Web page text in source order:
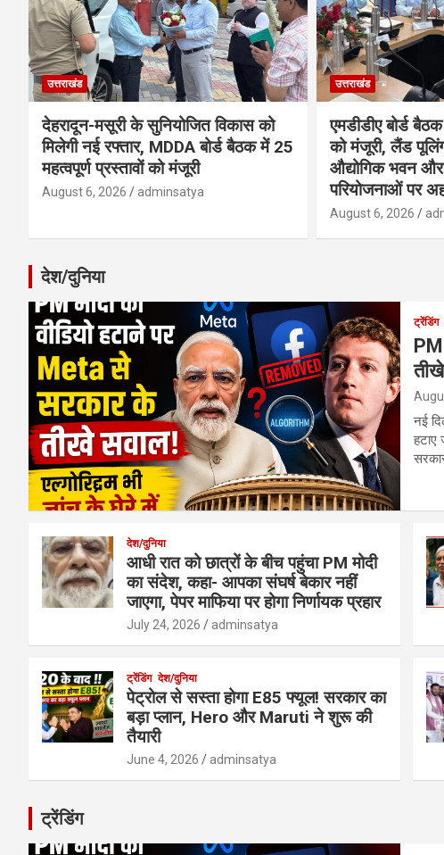
उत्तराखंड
देहरादून-मसूरी के सुनियोजित विकास को
मिलेगी नई रफ्तार, MDDA बोर्ड बैठक में 25
महत्वपूर्ण प्रस्तावों को मंजूरी
August 6, 2026 adminsatya
उत्तराखंड
एमडीडीए बोर्ड
को मंजूरी, लैंड
औद्योगिक भवन और
परियोजनाओं पर
August 6, 2026
देश/दुनिया
ट्रेंडिंग
नई
देश/दुनिया
आधी रात को छात्रों के बीच पहुंचा PM मोदी
का संदेश, कहा- आपका संघर्ष बेकार नहीं
जाएगा, पेपर माफिया पर होगा निर्णायक प्रहार
July 24, 2026 adminsatya
ट्रेंडिंग देश/दुनिया
पेट्रोल से सस्ता होगा E85 फ्यूल! सरकार का
बड़ा प्लान, Hero और Maruti ने शुरू की
तैयारी
June 4, 2026 adminsatya
ट्रेंडिंग